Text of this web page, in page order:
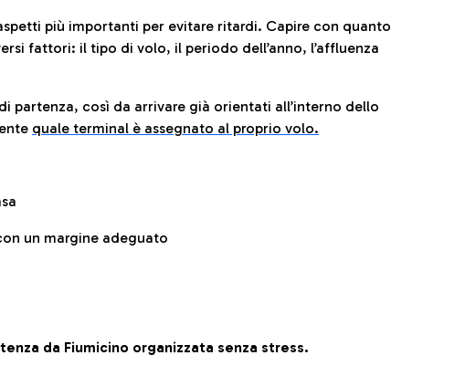
più importanti per evitare ritardi. Capire con quanto
fattori: il tipo di volo, il periodo dell’anno, l’affluenza
partenza, così da arrivare già orientati all’interno dello
quale terminal è assegnato al proprio volo.
un margine adeguato
da Fiumicino organizzata senza stress.